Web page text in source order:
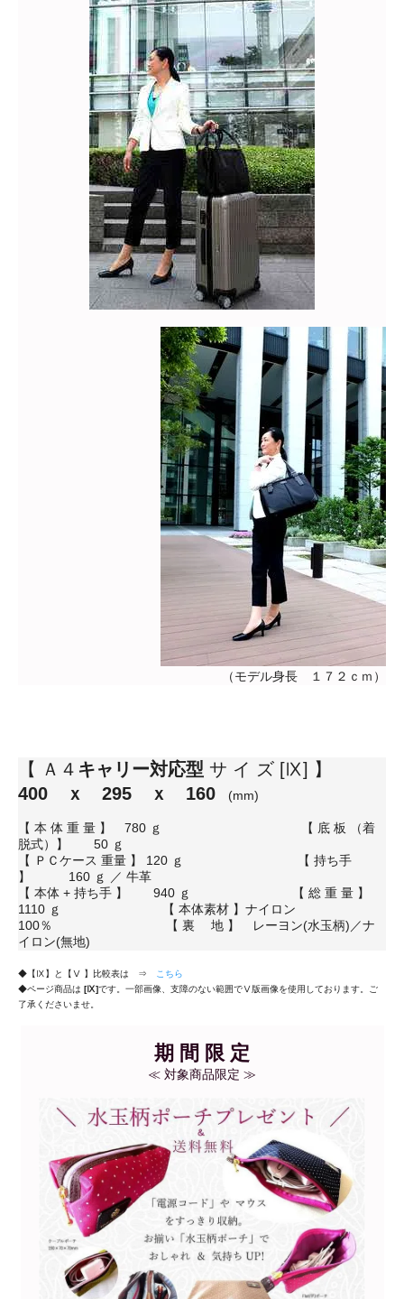
（モデル身長 １７２ｃｍ）
【 Ａ４ キャリー対応型 サ イ ズ [Ⅸ] 】
400 ｘ 295 ｘ 160 (mm)
【 本 体 重 量 】 780 ｇ 【 底 板 （着
脱式）】 50 ｇ
【 ＰＣケース 重量 】 120 ｇ 【 持ち手
】 160 ｇ ／ 牛革
【 本体 + 持ち手 】 940 ｇ 【 総 重 量 】
1110 ｇ 【 本体素材 】ナイロン
100％ 【 裏 地 】 レーヨン(水玉柄)／ナ
イロン(無地)
◆【Ⅸ】と【Ⅴ 】比較表は ⇒
こちら
◆ページ商品は [Ⅸ]です。一部画像、支障のない範囲でⅤ版画像を使用しております。ご
了承くださいませ。
期 間 限 定
≪ 対象商品限定 ≫